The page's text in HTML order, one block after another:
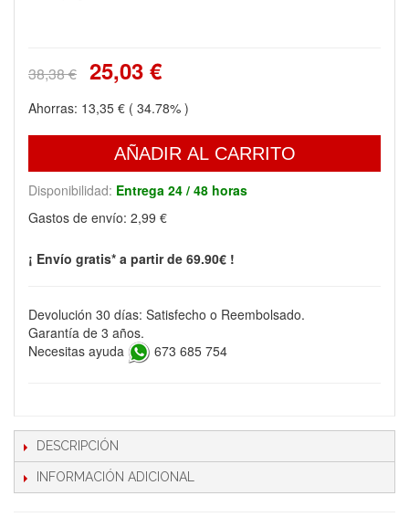
38,38 € 25,03 €
Ahorras: 13,35 € ( 34.78% )
AÑADIR AL CARRITO
Disponibilidad: Entrega 24 / 48 horas
Gastos de envío: 2,99 €
¡ Envío gratis* a partir de 69.90€ !
Devolución 30 días: Satisfecho o Reembolsado.
Garantía de 3 años.
Necesitas ayuda
673 685 754
DESCRIPCIÓN
INFORMACIÓN ADICIONAL